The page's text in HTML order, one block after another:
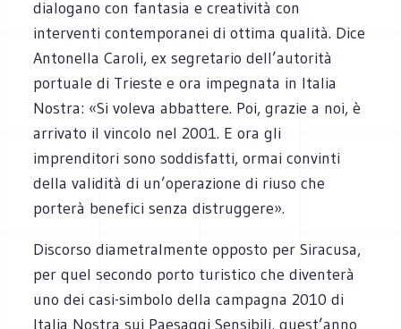
dialogano con fantasia e creatività con
interventi contemporanei di ottima qualità. Dice
Antonella Caroli, ex segretario dell’autorità
portuale di Trieste e ora impegnata in Italia
Nostra: «Si voleva abbattere. Poi, grazie a noi, è
arrivato il vincolo nel 2001. E ora gli
imprenditori sono soddisfatti, ormai convinti
della validità di un’operazione di riuso che
porterà benefici senza distruggere».
Discorso diametralmente opposto per Siracusa,
per quel secondo porto turistico che diventerà
uno dei casi-simbolo della campagna 2010 di
Italia Nostra sui Paesaggi Sensibili, quest’anno